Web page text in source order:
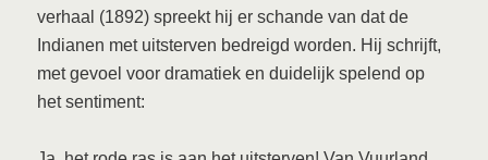
verhaal (1892) spreekt hij er schande van dat de
Indianen met uitsterven bedreigd worden. Hij schrijft,
met gevoel voor dramatiek en duidelijk spelend op
het sentiment: